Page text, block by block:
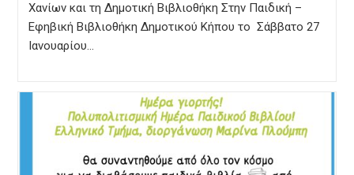
Χανίων και τη Δημοτική Βιβλιοθήκη Στην Παιδική –
Εφηβική Βιβλιοθήκη Δημοτικού Κήπου το Σάββατο 27
Ιανουαρίου…